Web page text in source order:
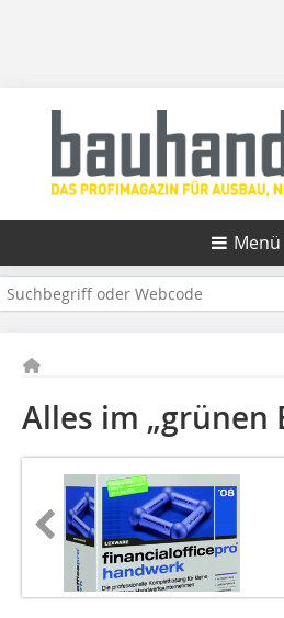
Menü
Alles im „grünen